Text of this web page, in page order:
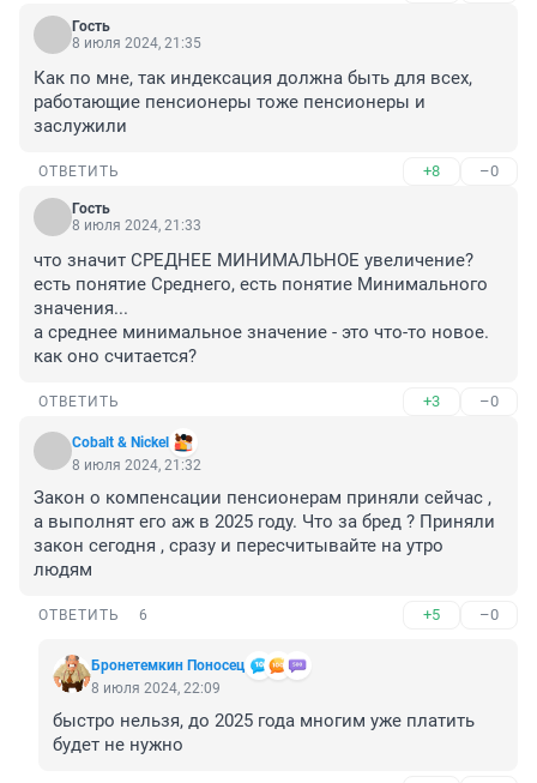
Гость
8 июля 2024, 21:35
Как по мне, так индексация должна быть для всех,
работающие пенсионеры тоже пенсионеры и
заслужили
ОТВЕТИТЬ +8 –0
Гость
8 июля 2024, 21:33
что значит СРЕДНЕЕ МИНИМАЛЬНОЕ увеличение?
есть понятие Среднего, есть понятие Минимального
значения...
а среднее минимальное значение - это что-то новое.
как оно считается?
ОТВЕТИТЬ +3 –0
Cobalt & Nickel
8 июля 2024, 21:32
Закон о компенсации пенсионерам приняли сейчас ,
а выполнят его аж в 2025 году. Что за бред ? Приняли
закон сегодня , сразу и пересчитывайте на утро
людям
ОТВЕТИТЬ 6 +5 –0
Бронетемкин Поносец
8 июля 2024, 22:09
быстро нельзя, до 2025 года многим уже платить
будет не нужно